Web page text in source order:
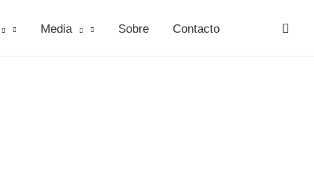
Media Sobre Contacto